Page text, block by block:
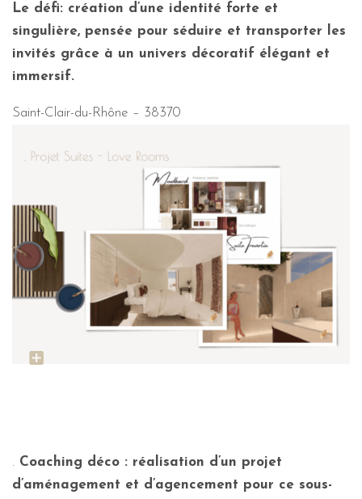
Le défi: création d’une identité forte et
singulière, pensée pour séduire et transporter les
invités grâce à un univers décoratif élégant et
immersif.
Saint-Clair-du-Rhône – 38370
. Coaching déco : réalisation d’un projet
d’aménagement et d’agencement pour ce sous-